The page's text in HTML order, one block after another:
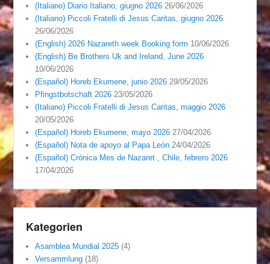
(Italiano) Diario Italiano, giugno 2026 26/06/2026
(Italiano) Piccoli Fratelli di Jesus Caritas, giugno 2026
26/06/2026
(English) 2026 Nazareth week Booking form 10/06/2026
(English) Be Brothers Uk and Ireland, June 2026
10/06/2026
(Español) Horeb Ekumene, junio 2026 29/05/2026
Pfingstbotschaft 2026 23/05/2026
(Italiano) Piccoli Fratelli di Jesus Caritas, maggio 2026
20/05/2026
(Español) Horeb Ekumene, mayo 2026 27/04/2026
(Español) Nota de apoyo al Papa León 24/04/2026
(Español) Crónica Mes de Nazaret , Chile, febrero 2026
17/04/2026
Kategorien
Asamblea Mundial 2025 (4)
Versammlung (18)